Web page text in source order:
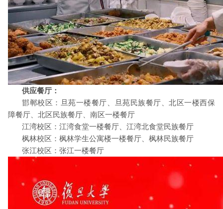
供应餐厅：
邯郸校区：旦苑一楼餐厅、旦苑民族餐厅、北区一楼西保
障餐厅、北区民族餐厅、南区一楼餐厅
江湾校区：江湾食堂一楼餐厅、江湾北食堂民族餐厅
枫林校区：枫林学生公寓楼一楼餐厅、枫林民族餐厅
张江校区：张江一楼餐厅